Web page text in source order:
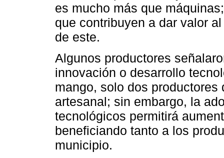
es mucho más que
que contribuyen a dar valor
de este.
Algunos productores
innovación o desarrollo
mango, solo dos
artesanal; sin embargo, la
tecnológicos permitirá
beneficiando tanto a los
municipio.